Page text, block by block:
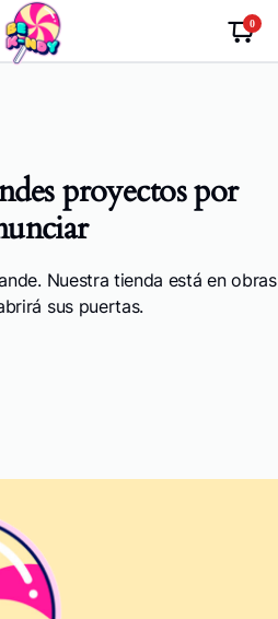
0
proyectos por
Nuestra tienda está en obras
sus puertas.